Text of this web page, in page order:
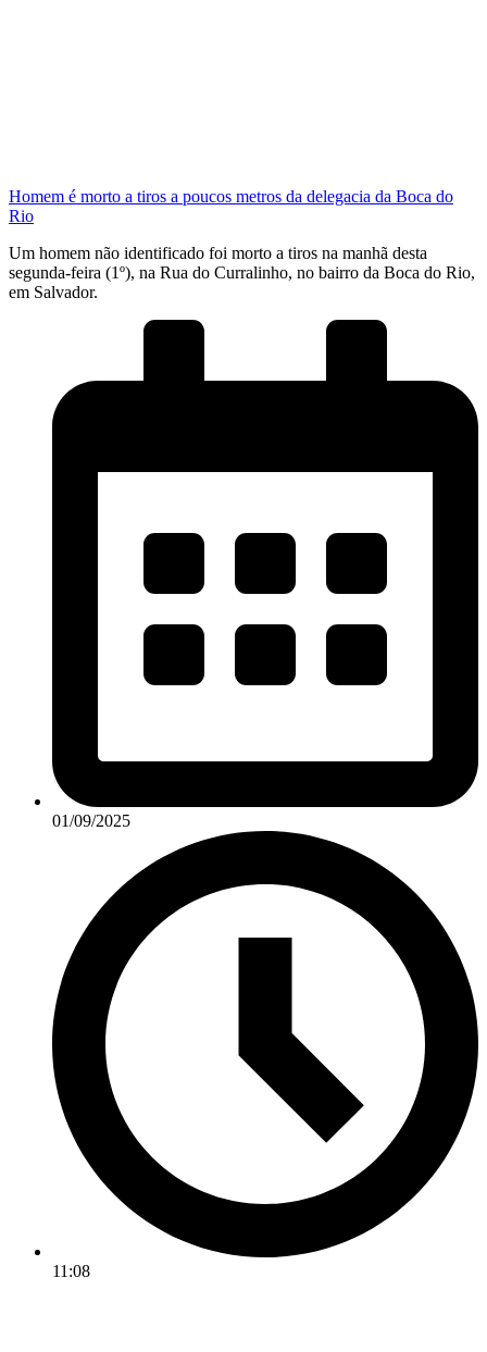
Homem é morto a tiros a poucos metros da delegacia da Boca do
Rio
Um homem não identificado foi morto a tiros na manhã desta
segunda-feira (1º), na Rua do Curralinho, no bairro da Boca do Rio,
em Salvador.
01/09/2025
11:08